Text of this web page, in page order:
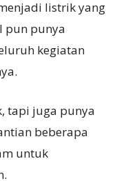
listrik yang
pun punya
kegiatan
tapi juga punya
beberapa
untuk